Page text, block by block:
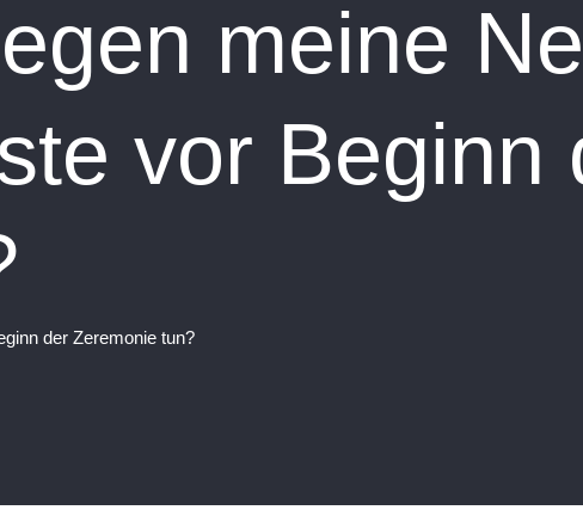
meine
vor Beginn
der Zeremonie tun?